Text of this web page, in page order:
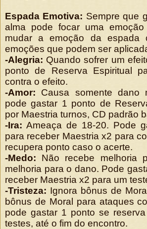
Espada Emotiva: Sempre que
alma pode focar uma
mudar a emoção da espada
emoções que podem ser
-Alegria: Quando sofrer um
ponto de Reserva Espiritual
contra o efeito.
-Amor: Causa somente dano
pode gastar 1 ponto de
por Maestria turnos, CD padrão
-Ira: Ameaça de 18-20. Pode
para receber Maestria x2 para
recupera ponto caso o acerte.
-Medo: Não recebe melhoria
melhoria para o dano. Pode
receber Maestria x2 para um
-Tristeza: Ignora bônus de
bônus de Moral para ataques
pode gastar 1 ponto se
testes, até o fim do encontro.